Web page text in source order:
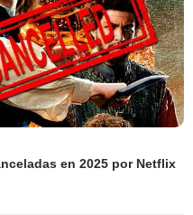
en 2025 por Netflix